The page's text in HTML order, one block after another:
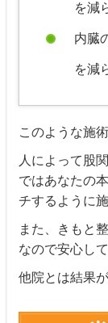
を減
内臓
を減
このような施
人によって股
ではあなたの
チするように
また、きもと
なので安心し
他院とは結果